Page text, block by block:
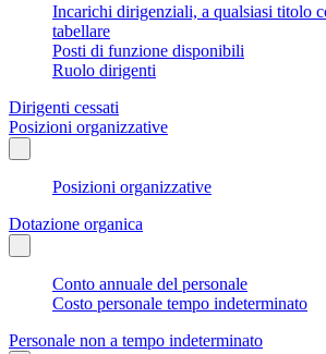
Incarichi dirigenziali, a qualsiasi titolo
tabellare
Posti di funzione disponibili
Ruolo dirigenti
Dirigenti cessati
Posizioni organizzative
Posizioni organizzative
Dotazione organica
Conto annuale del personale
Costo personale tempo indeterminato
Personale non a tempo indeterminato